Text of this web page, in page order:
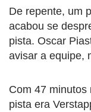
De repente, um
acabou se
pista. Oscar
avisar a equipe,
Com 47 minutos
pista era